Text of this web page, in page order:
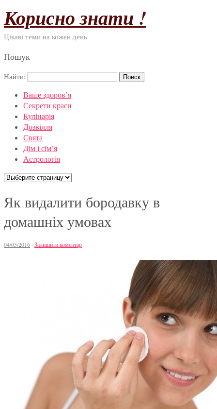
Корисно знати !
Цікаві теми на кожен день
Пошук
Найти:
Ваше здоров’я
Секрети краси
Кулінарія
Дозвілля
Свята
Дім і сім’я
Астрологія
Як видалити бородавку в
домашніх умовах
04/05/2016 · Залишити коментар